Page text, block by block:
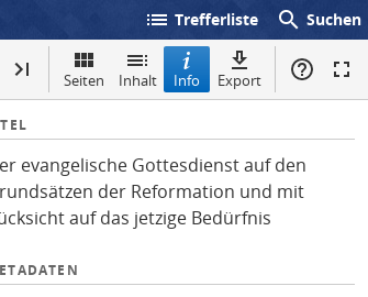
list Trefferliste search Suchen
Seiten Inhalt Info Export
evangelische Gottesdienst auf den
der Reformation und mit
auf das jetzige Bedürfnis